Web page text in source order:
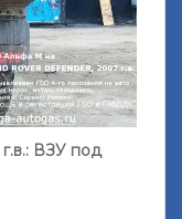
ВЗУ под